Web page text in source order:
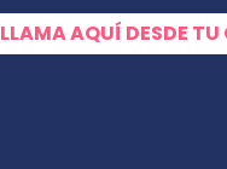
LLAMA AQUÍ DESDE TU